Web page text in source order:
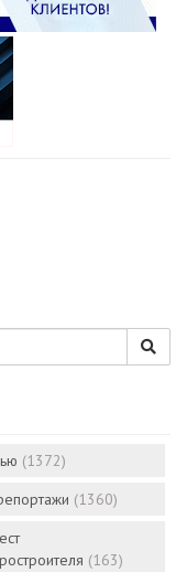
(1372)
(1360)
(163)